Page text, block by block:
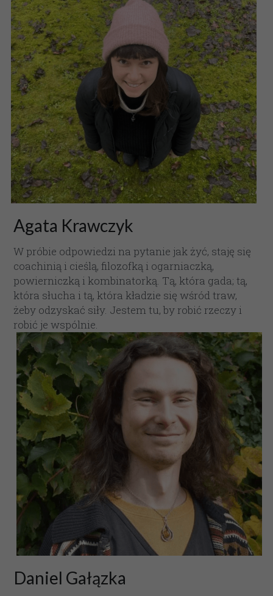
Agata Krawczyk
W próbie odpowiedzi na pytanie jak żyć, staję się
coachinią i cieślą, filozofką i ogarniaczką,
powierniczką i kombinatorką. Tą, która gada; tą,
która słucha i tą, która kładzie się wśród traw,
żeby odzyskać siły. Jestem tu, by robić rzeczy i
robić je wspólnie.
Daniel Gałązka